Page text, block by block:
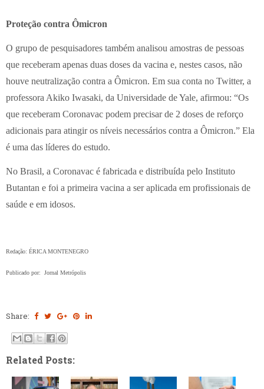
Proteção contra Ômicron
O grupo de pesquisadores também analisou amostras de pessoas
que receberam apenas duas doses da vacina e, nestes casos, não
houve neutralização contra a Ômicron. Em sua conta no Twitter, a
professora Akiko Iwasaki, da Universidade de Yale, afirmou: “Os
que receberam Coronavac podem precisar de 2 doses de reforço
adicionais para atingir os níveis necessários contra a Ômicron.” Ela
é uma das líderes do estudo.
No Brasil, a Coronavac é fabricada e distribuída pelo Instituto
Butantan e foi a primeira vacina a ser aplicada em profissionais de
saúde e em idosos.
Redação: ÉRICA MONTENEGRO
Publicado por: Jornal Metrópolis
Share:
Related Posts: